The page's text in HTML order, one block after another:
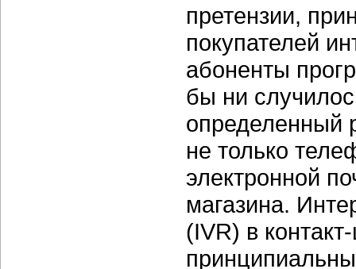
претензии,
покупателей
абоненты
бы ни
определенный
не только
электронной
магазина.
(IVR) в